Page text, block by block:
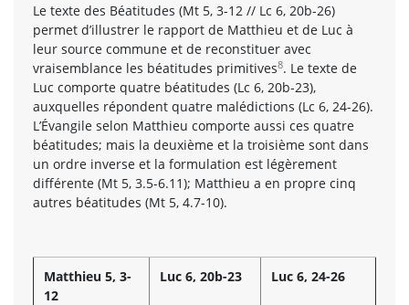
Le texte des Béatitudes (Mt 5, 3-12 // Lc 6, 20b-26)
permet d’illustrer le rapport de Matthieu et de Luc à
leur source commune et de reconstituer avec
vraisemblance les béatitudes primitives8. Le texte de
Luc comporte quatre béatitudes (Lc 6, 20b-23),
auxquelles répondent quatre malédictions (Lc 6, 24-26).
L’Évangile selon Matthieu comporte aussi ces quatre
béatitudes; mais la deuxième et la troisième sont dans
un ordre inverse et la formulation est légèrement
différente (Mt 5, 3.5-6.11); Matthieu a en propre cinq
autres béatitudes (Mt 5, 4.7-10).
Matthieu 5, 3-
12
Luc 6, 20b-23 Luc 6, 24-26